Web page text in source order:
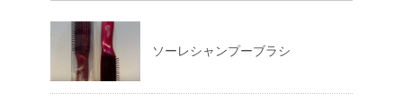
ソーレシャンプーブラシ